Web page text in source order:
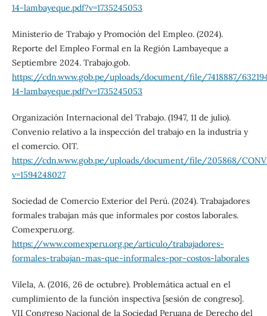
14-lambayeque.pdf?v=1735245053
Ministerio de Trabajo y Promoción del Empleo. (2024).
Reporte del Empleo Formal en la Región Lambayeque a
Septiembre 2024. Trabajo.gob.
https://cdn.www.gob.pe/uploads/document/file/7418887/
14-lambayeque.pdf?v=1735245053
Organización Internacional del Trabajo. (1947, 11 de julio).
Convenio relativo a la inspección del trabajo en la industria y
el comercio. OIT.
https://cdn.www.gob.pe/uploads/document/file/205868/
v=1594248027
Sociedad de Comercio Exterior del Perú. (2024). Trabajadores
formales trabajan más que informales por costos laborales.
Comexperu.org.
https://www.comexperu.org.pe/articulo/trabajadores-
formales-trabajan-mas-que-informales-por-costos-laborales
Vilela, A. (2016, 26 de octubre). Problemática actual en el
cumplimiento de la función inspectiva [sesión de congreso].
VII Congreso Nacional de la Sociedad Peruana de Derecho del